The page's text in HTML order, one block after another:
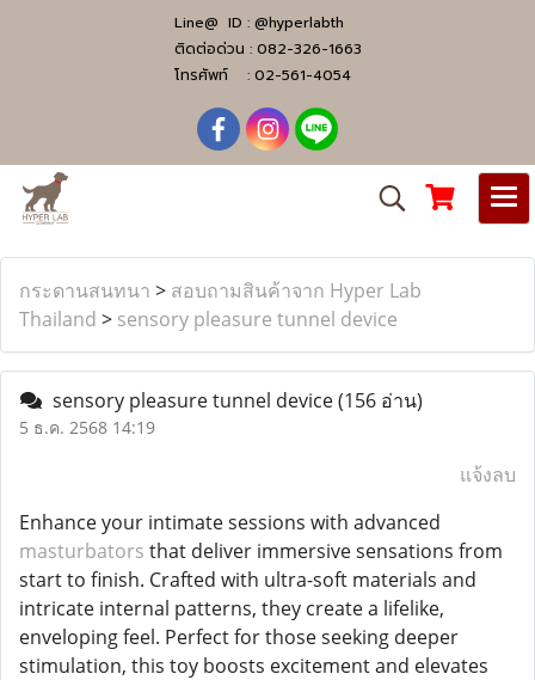
Line@ ID : @hyperlabth
ติดต่อด่วน : 082-326-1663
โทรศัพท์ : 02-561-4054
กระดานสนทนา > สอบถามสินค้าจาก Hyper Lab
Thailand > sensory pleasure tunnel device
sensory pleasure tunnel device(156 อ่าน)
5 ธ.ค. 2568 14:19
แจ้งลบ
Enhance your intimate sessions with advanced
masturbators that deliver immersive sensations from
start to finish. Crafted with ultra-soft materials and
intricate internal patterns, they create a lifelike,
enveloping feel. Perfect for those seeking deeper
stimulation, this toy boosts excitement and elevates